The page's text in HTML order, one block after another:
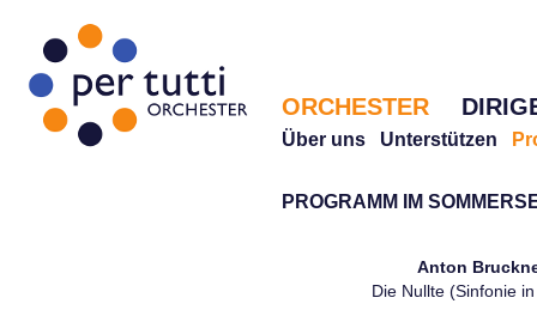
ORCHESTER
Über uns Unterstützen
PROGRAMM IM
Anton
Die Nullte (Sinfonie